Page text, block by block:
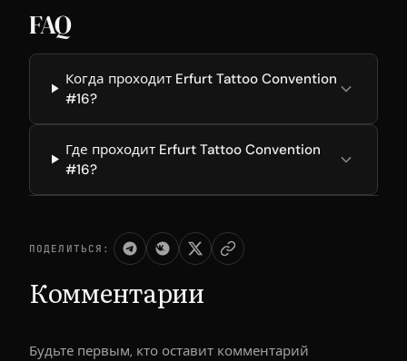
FAQ
Когда проходит Erfurt Tattoo Convention
#16?
Где проходит Erfurt Tattoo Convention
#16?
ПОДЕЛИТЬСЯ:
Комментарии
Будьте первым, кто оставит комментарий